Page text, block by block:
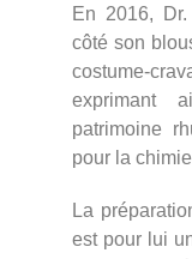
En 2016,
côté son
costume-
exprimant
patrimoine
pour la
La
est pour lui